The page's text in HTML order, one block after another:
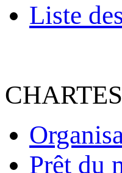
Liste
Prêt du